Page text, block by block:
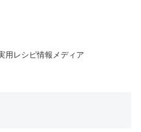
用レシピ情報メディア